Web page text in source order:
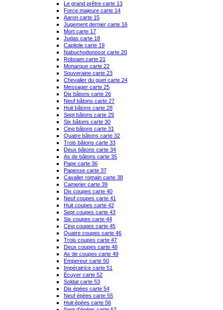
Le grand prêtre carte 13
Force majeure carte 14
Aaron carte 15
Jugement dernier carte 16
Mort carte 17
Judas carte 18
Capitole carte 19
Nabuchodonosor carte 20
Roboam carte 21
Monarque carte 22
Souveraine carte 23
Chevalier du guet carte 24
Messager carte 25
Dix bâtons carte 26
Neuf bâtons carte 27
Huit bâtons carte 28
Sept bâtons carte 29
Six bâtons carte 30
Cinq bâtons carte 31
Quatre bâtons carte 32
Trois bâtons carte 33
Deux bâtons carte 34
As de bâtons carte 35
Pape carte 36
Papesse carte 37
Cavalier romain carte 38
Camerier carte 39
Dix coupes carte 40
Neuf coupes carte 41
Huit coupes carte 42
Sept coupes carte 43
Six coupes carte 44
Cinq coupes carte 45
Quatre coupes carte 46
Trois coupes carte 47
Deux coupes carte 48
As de coupes carte 49
Empereur carte 50
Impératrice carte 51
Écuyer carte 52
Soldat carte 53
Dix épées carte 54
Neuf épées carte 55
Huit épées carte 56